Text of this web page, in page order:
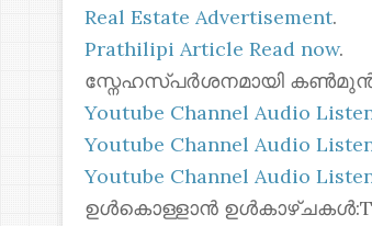
Real Estate Advertisement.
Prathilipi Article Read now.
സ്നേഹസ്പർശനമായി
Youtube Channel Audio
Youtube Channel Audio
Youtube Channel Audio
ഉൾകൊള്ളാൻ